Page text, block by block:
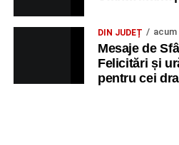
DIN JUDEȚ acum
Mesaje de
Felicitări și
pentru cei